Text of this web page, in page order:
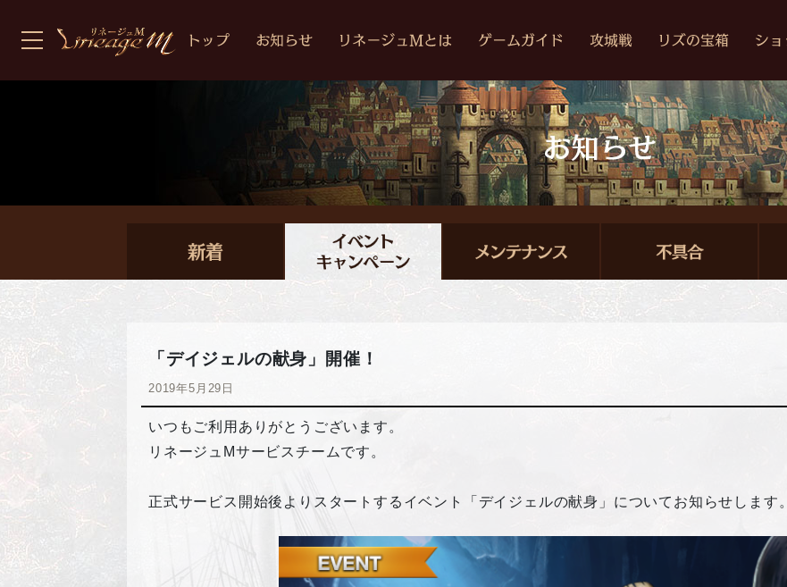
「デイジェルの献身」開催！
2019年5月29日
いつもご利用ありがとうございます。
リネージュMサービスチームです。
正式サービス開始後よりスタートするイベント「デイジェルの献身」についてお知らせします。